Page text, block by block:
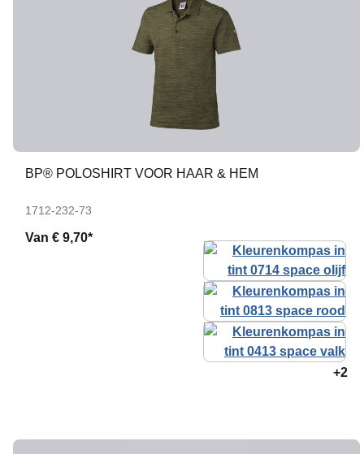
BP® POLOSHIRT VOOR HAAR & HEM
1712-232-73
Van € 9,70*
+2